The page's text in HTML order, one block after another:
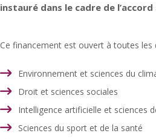
instauré dans le cadre de
Ce financement est ouvert à toutes les
Environnement et sciences du
Droit et sciences sociales
Intelligence artificielle et sciences
Sciences du sport et de la santé